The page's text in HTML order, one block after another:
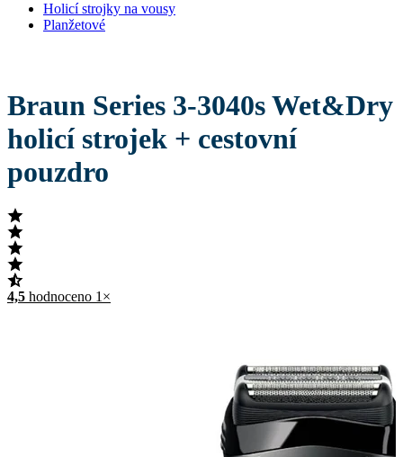
Holicí strojky na vousy
Planžetové
Braun Series 3-3040s Wet&Dry
holicí strojek + cestovní
pouzdro
4,5 hodnoceno 1×